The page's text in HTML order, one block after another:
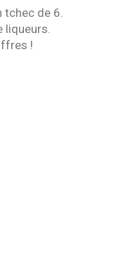
de 6.
liqueurs.
!